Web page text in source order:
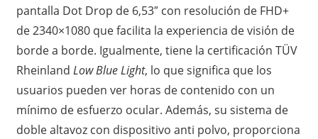
pantalla Dot Drop de 6,53″ con resolución de FHD+
de 2340×1080 que facilita la experiencia de visión de
borde a borde. Igualmente, tiene la certificación TÜV
Rheinland Low Blue Light, lo que significa que los
usuarios pueden ver horas de contenido con un
mínimo de esfuerzo ocular. Además, su sistema de
doble altavoz con dispositivo anti polvo, proporciona